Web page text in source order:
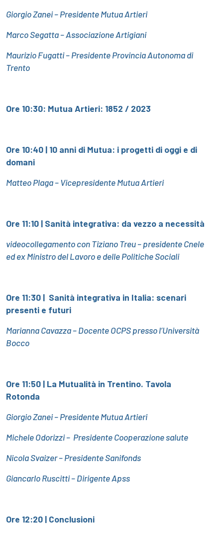
Giorgio Zanei – Presidente Mutua Artieri
Marco Segatta – Associazione Artigiani
Maurizio Fugatti – Presidente Provincia Autonoma di
Trento
Ore 10:30: Mutua Artieri: 1852 / 2023
Ore 10:40 | 10 anni di Mutua: i progetti di oggi e di
domani
Matteo Plaga – Vicepresidente Mutua Artieri
Ore 11:10 | Sanità integrativa: da vezzo a necessità
videocollegamento con Tiziano Treu – presidente Cnele
ed ex Ministro del Lavoro e delle Politiche Sociali
Ore 11:30 | Sanità integrativa in Italia: scenari
presenti e futuri
Marianna Cavazza – Docente OCPS presso l’Università
Bocco
Ore 11:50 | La Mutualità in Trentino. Tavola
Rotonda
Giorgio Zanei – Presidente Mutua Artieri
Michele Odorizzi – Presidente Cooperazione salute
Nicola Svaizer – Presidente Sanifonds
Giancarlo Ruscitti – Dirigente Apss
Ore 12:20 | Conclusioni